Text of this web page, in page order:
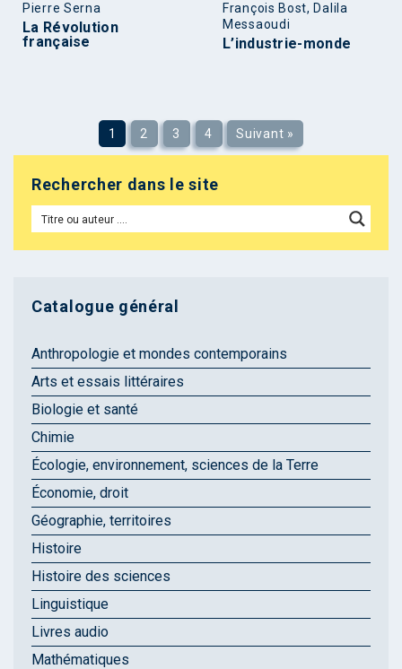
Pierre Serna
La Révolution
française
François Bost, Dalila
Messaoudi
L’industrie-monde
1 2 3 4 Suivant »
Rechercher dans le site
Catalogue général
Anthropologie et mondes contemporains
Arts et essais littéraires
Biologie et santé
Chimie
Écologie, environnement, sciences de la Terre
Économie, droit
Géographie, territoires
Histoire
Histoire des sciences
Linguistique
Livres audio
Mathématiques